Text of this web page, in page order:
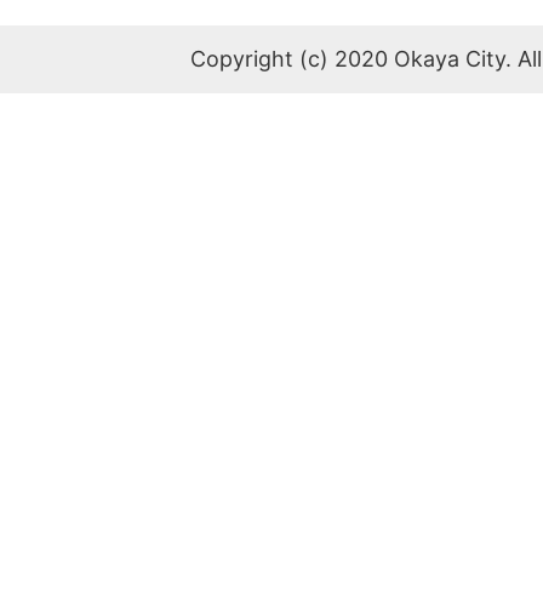
Copyright (c) 2020 Okaya City.